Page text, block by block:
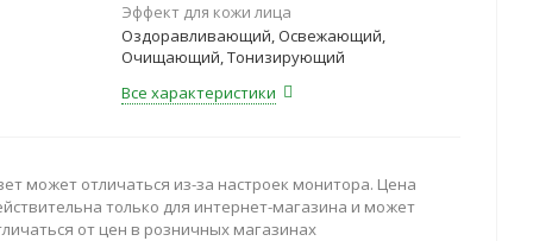
Эффект для кожи лица
Оздоравливающий, Освежающий,
Очищающий, Тонизирующий
Все характеристики
может отличаться из-за настроек монитора. Цена
только для интернет-магазина и может
от цен в розничных магазинах